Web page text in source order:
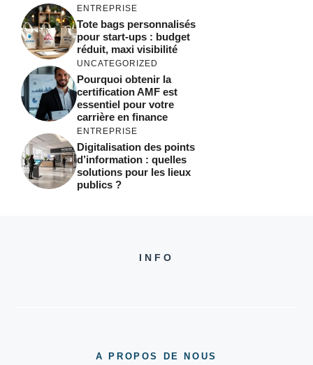
ENTREPRISE
Tote bags personnalisés
pour start-ups : budget
réduit, maxi visibilité
UNCATEGORIZED
Pourquoi obtenir la
certification AMF est
essentiel pour votre
carrière en finance
ENTREPRISE
Digitalisation des points
d’information : quelles
solutions pour les lieux
publics ?
INFO
A PROPOS DE NOUS